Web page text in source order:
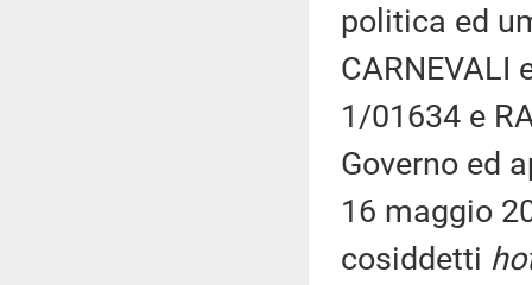
politica ed
1/01634 e
Governo ed
16 maggio
cosiddetti